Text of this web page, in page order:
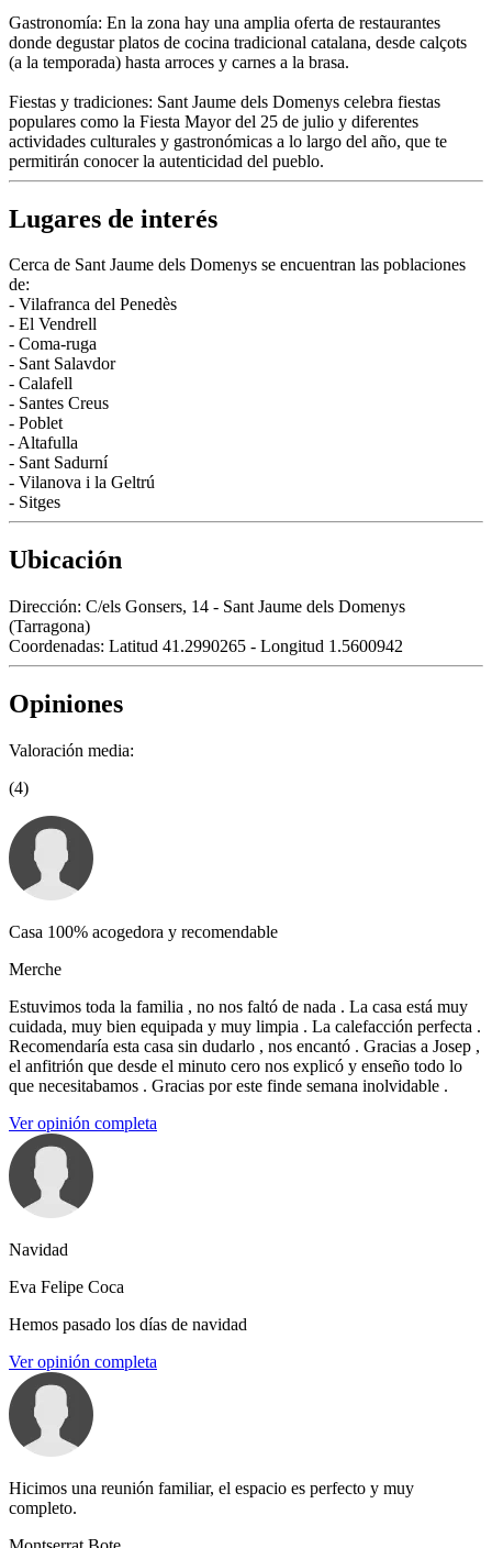
Gastronomía: En la zona hay una amplia oferta de restaurantes
donde degustar platos de cocina tradicional catalana, desde calçots
(a la temporada) hasta arroces y carnes a la brasa.
Fiestas y tradiciones: Sant Jaume dels Domenys celebra fiestas
populares como la Fiesta Mayor del 25 de julio y diferentes
actividades culturales y gastronómicas a lo largo del año, que te
permitirán conocer la autenticidad del pueblo.
Lugares de interés
Cerca de Sant Jaume dels Domenys se encuentran las poblaciones
de:
- Vilafranca del Penedès
- El Vendrell
- Coma-ruga
- Sant Salavdor
- Calafell
- Santes Creus
- Poblet
- Altafulla
- Sant Sadurní
- Vilanova i la Geltrú
- Sitges
Ubicación
Dirección: C/els Gonsers, 14 - Sant Jaume dels Domenys
(Tarragona)
Coordenadas: Latitud 41.2990265 - Longitud 1.5600942
Opiniones
Valoración media:
(4)
Casa 100% acogedora y recomendable
Merche
Estuvimos toda la familia , no nos faltó de nada . La casa está muy
cuidada, muy bien equipada y muy limpia . La calefacción perfecta .
Recomendaría esta casa sin dudarlo , nos encantó . Gracias a Josep ,
el anfitrión que desde el minuto cero nos explicó y enseño todo lo
que necesitabamos . Gracias por este finde semana inolvidable .
Ver opinión completa
Navidad
Eva Felipe Coca
Hemos pasado los días de navidad
Ver opinión completa
Hicimos una reunión familiar, el espacio es perfecto y muy
completo.